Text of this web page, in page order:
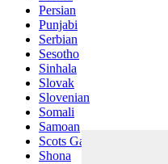
Persian
Punjabi
Serbian
Sesotho
Sinhala
Slovak
Slovenian
Somali
Samoan
Scots Gaelic
Shona